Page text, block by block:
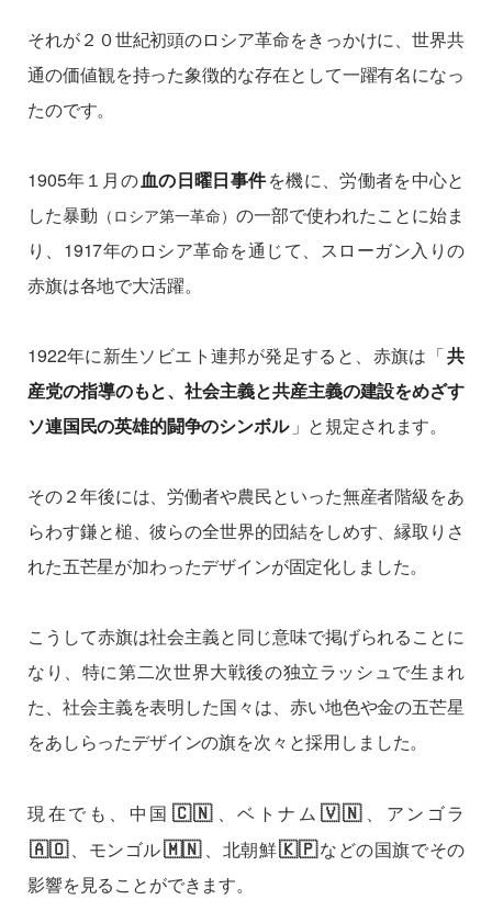
それが２０世紀初頭のロシア革命をきっかけに、世界共
通の価値観を持った象徴的な存在として一躍有名になっ
たのです。
1905年１月の血の日曜日事件を機に、労働者を中心と
した暴動 （ロシア第一革命）の一部で使われたことに始ま
り、1917年のロシア革命を通じて、スローガン入りの
赤旗は各地で大活躍。
1922年に新生ソビエト連邦が発足すると、赤旗は「共
産党の指導のもと、社会主義と共産主義の建設をめざす
ソ連国民の英雄的闘争のシンボル 」と規定されます。
その２年後には、労働者や農民といった無産者階級をあ
らわす鎌と槌、彼らの全世界的団結をしめす、縁取りさ
れた五芒星が加わったデザインが固定化しました。
こうして赤旗は社会主義と同じ意味で掲げられることに
なり、特に第二次世界大戦後の独立ラッシュで生まれ
た、社会主義を表明した国々は、赤い地色や金の五芒星
をあしらったデザインの旗を次々と採用しました。
現在でも、中国 🇨🇳 、ベトナム 🇻🇳 、アンゴラ
🇦🇴、モンゴル🇲🇳、北朝鮮🇰🇵などの国旗でその
影響を見ることができます。